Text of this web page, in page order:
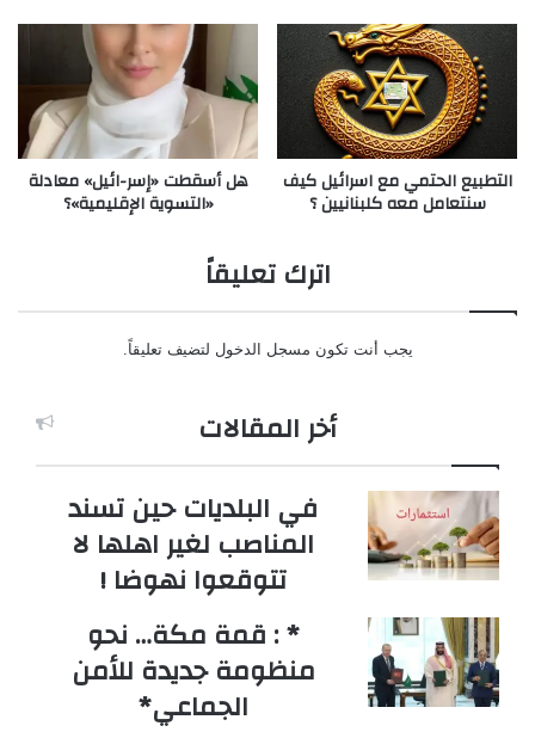
التطبيع الحتمي مع اسرائيل كيف
سنتعامل معه كلبنانيين ؟
هل أسقطت «إسر-ائيل» معادلة
«التسوية الإقليمية»؟
اترك تعليقاً
يجب أنت تكون مسجل الدخول لتضيف تعليقاً.
أخر المقالات
في البلديات حين تسند
المناصب لغير اهلها لا
تتوقعوا نهوضا !
* : قمة مكة… نحو
منظومة جديدة للأمن
الجماعي*